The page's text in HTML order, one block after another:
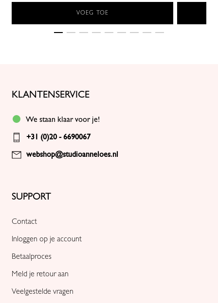
VOEG TOE
SUPPORT
Contact
Inloggen op je account
Betaalproces
Meld je retour aan
Veelgestelde vragen
KLANTENSERVICE
We staan klaar voor je!
+31 (0)20 - 6690067
webshop@studioanneloes.nl